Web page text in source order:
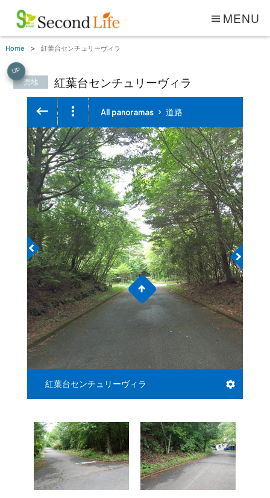
MENU
Home 紅葉台センチュリーヴィラ
売地 紅葉台センチュリーヴィラ
UP